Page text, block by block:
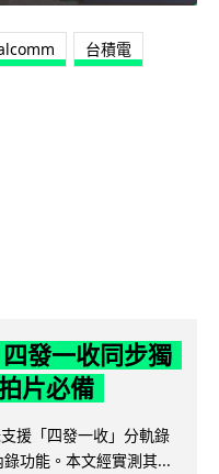
台積電
發一收同步獨
片必備
援「四發一收」分軌錄
功能。本文經實測其...